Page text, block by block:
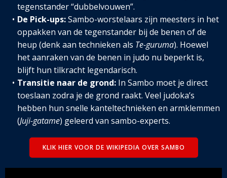
tegenstander “dubbelvouwen”.
De Pick-ups:Sambo-worstelaars zijn meesters in het
oppakken van de tegenstander bij de benen of de
heup (denk aan technieken als Te-guruma). Hoewel
het aanraken van de benen in judo nu beperkt is,
blijft hun tilkracht legendarisch.
Transitie naar de grond:In Sambo moet je direct
toeslaan zodra je de grond raakt. Veel judoka’s
hebben hun snelle kanteltechnieken en armklemmen
(Juji-gatame) geleerd van sambo-experts.
KLIK HIER VOOR DE WIKIPEDIA OVER SAMBO